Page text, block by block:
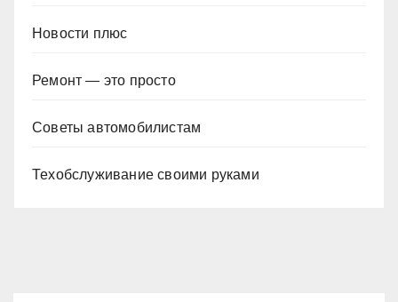
Новости плюс
Ремонт — это просто
Советы автомобилистам
Техобслуживание своими руками